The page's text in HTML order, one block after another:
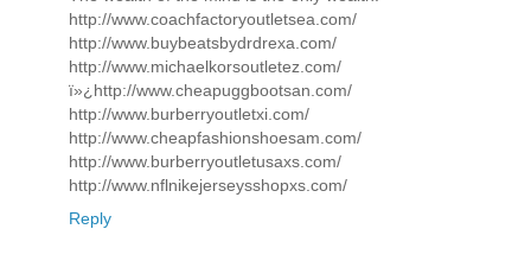
http://www.coachfactoryoutletsea.com/
http://www.buybeatsbydrdrexa.com/
http://www.michaelkorsoutletez.com/
ï»¿http://www.cheapuggbootsan.com/
http://www.burberryoutletxi.com/
http://www.cheapfashionshoesam.com/
http://www.burberryoutletusaxs.com/
http://www.nflnikejerseysshopxs.com/
Reply